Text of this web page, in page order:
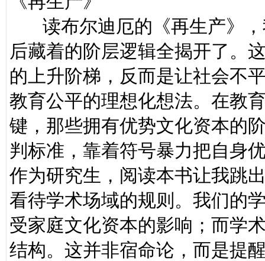
读布尔迪厄的《再生产》，
后藏着的阶层逻辑全揭开了。
的上升阶梯，反而是让社会不
教育公平的理想化想法。在教
键，那些拥有优势文化资本的
判标准，靠着符号暴力把自身
作为研究生，阅读本书让我跳
看待学术场域的规则。我们的
受家庭文化资本的影响；而学
结构。这并非宿命论，而是提